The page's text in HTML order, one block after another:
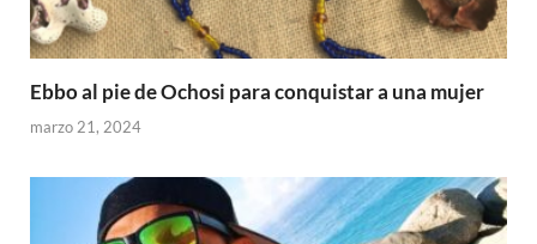
Ebbo al pie de Ochosi para conquistar a una mujer
marzo 21, 2024